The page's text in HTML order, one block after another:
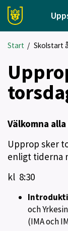
Start / Skolstart
Välkomna
Upprop sker
enligt tiderna
kl 8:30
och
(IMA och